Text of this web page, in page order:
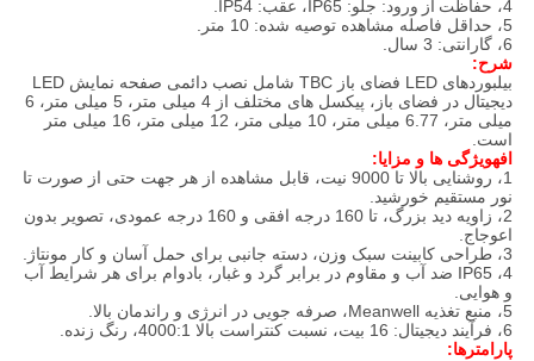
4،
حفاظت از ورود: جلو: IP65، عقب: IP54.
5، حداقل فاصله مشاهده توصیه شده: 10 متر.
6، گارانتی: 3 سال.
شرح:
بیلبوردهای LED فضای باز TBC شامل نصب دائمی صفحه نمایش LED
دیجیتال در فضای باز، پیکسل های مختلف از 4 میلی متر، 5 میلی متر، 6
میلی متر، 6.77 میلی متر، 10 میلی متر، 12 میلی متر، 16 میلی متر
است.
افهویژگی ها و مزایا:
1، روشنایی بالا تا 9000 نیت، قابل مشاهده از هر جهت حتی از صورت تا
نور مستقیم خورشید.
2، زاویه دید بزرگ، تا 160 درجه افقی و 160 درجه عمودی، تصویر بدون
اعوجاج.
3، طراحی کابینت سبک وزن، دسته جانبی برای حمل آسان و کار مونتاژ.
4، IP65 ضد آب و مقاوم در برابر گرد و غبار، بادوام برای هر شرایط آب
و هوایی.
5، منبع تغذیه Meanwell، صرفه جویی در انرژی و راندمان بالا.
6، فرآیند دیجیتال: 16 بیت، نسبت کنتراست بالا 4000:1، رنگ زنده.
پارامترها: